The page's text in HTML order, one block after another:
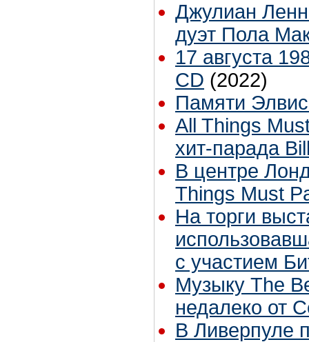
Джулиан
дуэт Пола
17 августа
CD (2022)
Памяти
All Things
хит-парада
В центре
Things Must
На торги
с участием
Музыку The
недалеко от
В Ливерпуле